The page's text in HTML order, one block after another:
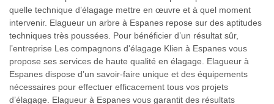
quelle technique d’élagage mettre en œuvre et à quel moment
intervenir. Elagueur un arbre à Espanes repose sur des aptitudes
techniques très poussées. Pour bénéficier d’un résultat sûr,
l’entreprise Les compagnons d'élagage Klien à Espanes vous
propose ses services de haute qualité en élagage. Elagueur à
Espanes dispose d’un savoir-faire unique et des équipements
nécessaires pour effectuer efficacement tous vos projets
d’élagage. Elagueur à Espanes vous garantit des résultats